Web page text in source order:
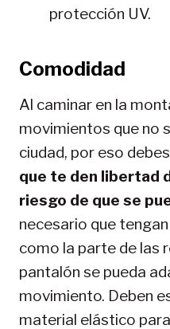
protección UV.
Comodidad
Al caminar en la
movimientos que no
ciudad, por eso
que te den libertad
riesgo de que se
necesario que
como la parte de las
pantalón se pueda
movimiento. Deben
material elástico